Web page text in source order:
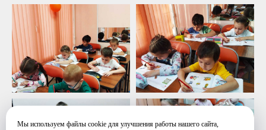
Мы используем файлы cookie для улучшения работы нашего сайта,